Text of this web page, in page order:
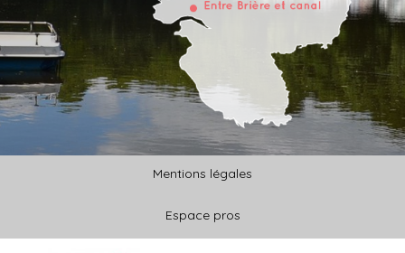
Mentions légales
Espace pros